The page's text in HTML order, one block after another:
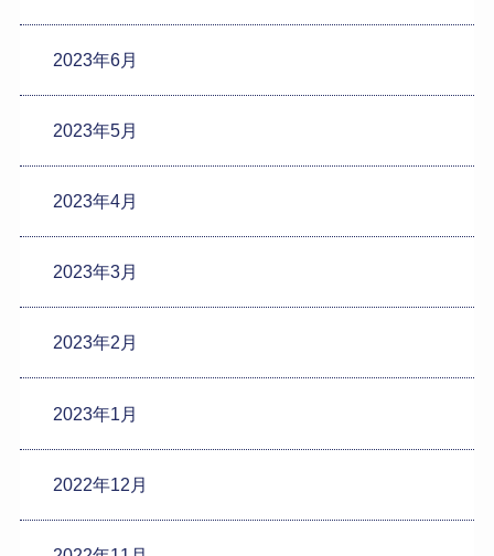
2023年6月
2023年5月
2023年4月
2023年3月
2023年2月
2023年1月
2022年12月